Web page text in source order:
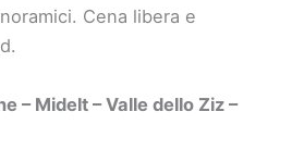
Cena libera e
– Midelt – Valle dello Ziz –